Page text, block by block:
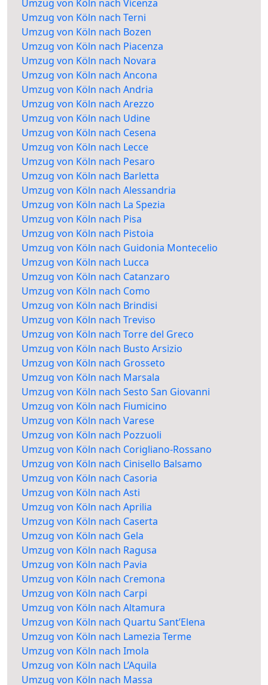
Umzug von Köln nach Vicenza
Umzug von Köln nach Terni
Umzug von Köln nach Bozen
Umzug von Köln nach Piacenza
Umzug von Köln nach Novara
Umzug von Köln nach Ancona
Umzug von Köln nach Andria
Umzug von Köln nach Arezzo
Umzug von Köln nach Udine
Umzug von Köln nach Cesena
Umzug von Köln nach Lecce
Umzug von Köln nach Pesaro
Umzug von Köln nach Barletta
Umzug von Köln nach Alessandria
Umzug von Köln nach La Spezia
Umzug von Köln nach Pisa
Umzug von Köln nach Pistoia
Umzug von Köln nach Guidonia Montecelio
Umzug von Köln nach Lucca
Umzug von Köln nach Catanzaro
Umzug von Köln nach Como
Umzug von Köln nach Brindisi
Umzug von Köln nach Treviso
Umzug von Köln nach Torre del Greco
Umzug von Köln nach Busto Arsizio
Umzug von Köln nach Grosseto
Umzug von Köln nach Marsala
Umzug von Köln nach Sesto San Giovanni
Umzug von Köln nach Fiumicino
Umzug von Köln nach Varese
Umzug von Köln nach Pozzuoli
Umzug von Köln nach Corigliano-Rossano
Umzug von Köln nach Cinisello Balsamo
Umzug von Köln nach Casoria
Umzug von Köln nach Asti
Umzug von Köln nach Aprilia
Umzug von Köln nach Caserta
Umzug von Köln nach Gela
Umzug von Köln nach Ragusa
Umzug von Köln nach Pavia
Umzug von Köln nach Cremona
Umzug von Köln nach Carpi
Umzug von Köln nach Altamura
Umzug von Köln nach Quartu Sant’Elena
Umzug von Köln nach Lamezia Terme
Umzug von Köln nach Imola
Umzug von Köln nach L’Aquila
Umzug von Köln nach Massa